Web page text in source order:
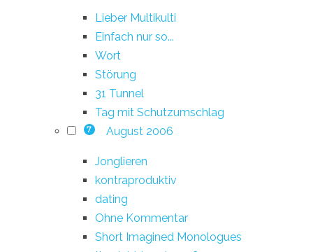
Lieber Multikulti
Einfach nur so...
Wort
Störung
31 Tunnel
Tag mit Schutzumschlag
7 August 2006
Jonglieren
kontraproduktiv
dating
Ohne Kommentar
Short Imagined Monologues